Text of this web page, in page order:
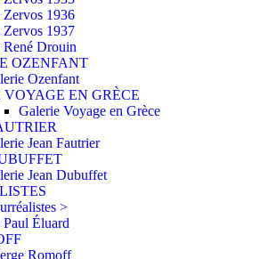
1936
1937
René Drouin
OZENFANT
Ozenfant
VOYAGE EN GRÈCE
Galerie Voyage en Grèce
Jean Fautrier
Jean Dubuffet
>
Éluard
Romoff